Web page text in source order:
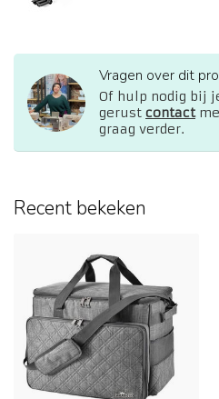
Vragen over dit
Of hulp nodig bij
gerust contact
graag verder.
Recent bekeken